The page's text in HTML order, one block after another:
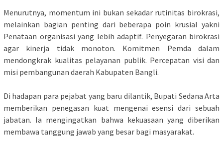
​Menurutnya, momentum ini bukan sekadar rutinitas birokrasi,
melainkan bagian penting dari beberapa poin krusial yakni
Penataan organisasi yang lebih adaptif. Penyegaran birokrasi
agar kinerja tidak monoton. Komitmen Pemda dalam
mendongkrak kualitas pelayanan publik. Percepatan visi dan
misi pembangunan daerah Kabupaten Bangli.
​Di hadapan para pejabat yang baru dilantik, Bupati Sedana Arta
memberikan penegasan kuat mengenai esensi dari sebuah
jabatan. Ia mengingatkan bahwa kekuasaan yang diberikan
membawa tanggung jawab yang besar bagi masyarakat.